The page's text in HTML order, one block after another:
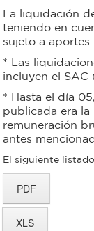
Rentas
Mi
Correo
Personal
municipal
La liquidación
teniendo en
sujeto a aportes
* Las
incluyen el SAC
* Hasta el día
publicada era
remuneración
antes
El siguiente